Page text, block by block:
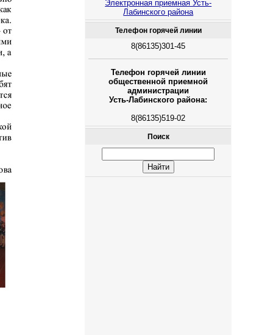
Электронная приемная Усть-
Лабинского района
Телефон горячей линии
8(86135)301-45
Телефон горячей линии
общественной приемной
администрации
Усть-Лабинского района:
8(86135)519-02
Поиск